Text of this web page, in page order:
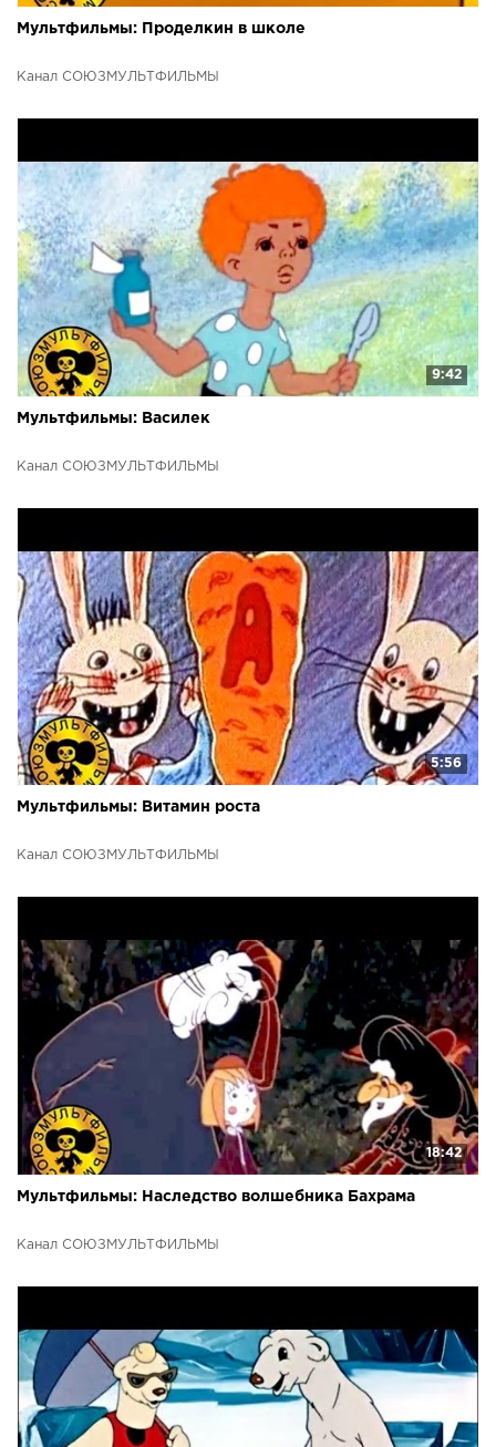
Мультфильмы: Проделкин в школе
Канал СОЮЗМУЛЬТФИЛЬМЫ
9:42
Мультфильмы: Василек
Канал СОЮЗМУЛЬТФИЛЬМЫ
5:56
Мультфильмы: Витамин роста
Канал СОЮЗМУЛЬТФИЛЬМЫ
18:42
Мультфильмы: Наследство волшебника Бахрама
Канал СОЮЗМУЛЬТФИЛЬМЫ